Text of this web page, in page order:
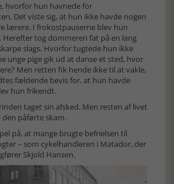
hvorfor hun havnede for
Det viste sig, at hun ikke havde nogen
lærere. I frokostpauserne blev hun
Herefter tog dommeren fat på en lang
slags, Hvorfor tugtede hun ikke
unge pige gik ud at danse et sted, hvor
Men retten fik hende ikke til at vakle,
fældende bevis for, at hun havde
hun frikendt.
taget sin afsked. Men resten af livet
påførte skam.
på, at mange brugte befrielsen til
– som cykelhandleren i Matador, der
Skjold Hansen.